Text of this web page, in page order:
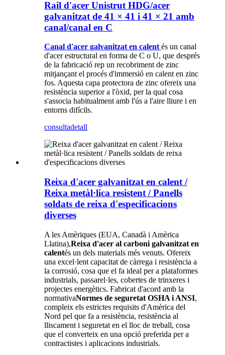
Rail d'acer Unistrut HDG/acer
galvanitzat de 41 × 41 i 41 × 21 amb
canal/canal en C
Canal d'acer galvanitzat en calent és un canal
d'acer estructural en forma de C o U, que després
de la fabricació rep un recobriment de zinc
mitjançant el procés d'immersió en calent en zinc
fos. Aquesta capa protectora de zinc ofereix una
resistència superior a l'òxid, per la qual cosa
s'associa habitualment amb l'ús a l'aire lliure i en
entorns difícils.
consultadetall
Reixa d'acer galvanitzat en calent /
Reixa metàl·lica resistent / Panells
soldats de reixa d'especificacions
diverses
A les Amèriques (EUA, Canadà i Amèrica
Llatina),Reixa d'acer al carboni galvanitzat en
calentés un dels materials més venuts. Ofereix
una excel·lent capacitat de càrrega i resistència a
la corrosió, cosa que el fa ideal per a plataformes
industrials, passarel·les, cobertes de trinxeres i
projectes energètics. Fabricat d'acord amb la
normativaNormes de seguretat OSHA i ANSI,
compleix els estrictes requisits d'Amèrica del
Nord pel que fa a resistència, resistència al
lliscament i seguretat en el lloc de treball, cosa
que el converteix en una opció preferida per a
contractistes i aplicacions industrials.